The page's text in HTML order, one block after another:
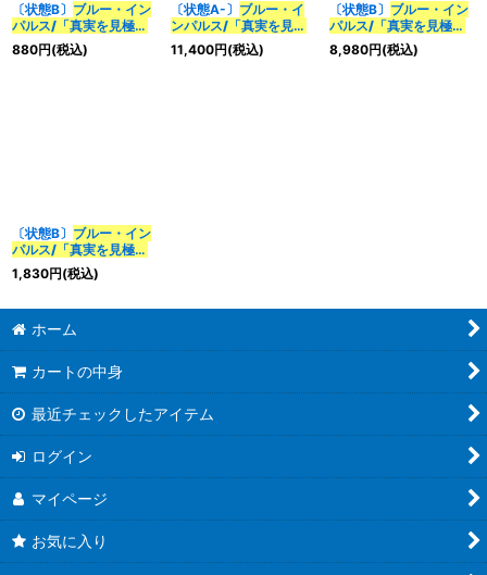
〔状態B〕 ブルー・イン
パルス/「真実を見極め
よ、ジョニー！」
【SR】{24EX2超12/超
880円(税込)
〔状態A-〕 ブルー・イ
ンパルス/「真実を見極
めよ、ジョニー！」
【SR】
11,400円(税込)
〔状態B〕 ブルー・イン
パルス/「真実を見極め
よ、ジョニー！」
【SR】
8,980円(税込)
〔状態B〕 ブルー・イン
パルス/「真実を見極め
よ、ジョニー！」
【SR】
1,830円(税込)
ホーム
カートの中身
最近チェックしたアイテム
ログイン
マイページ
お気に入り